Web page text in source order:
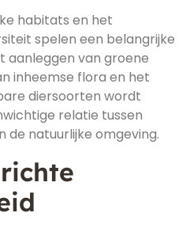
habitats en het
spelen een belangrijke
aanleggen van groene
inheemse flora en het
diersoorten wordt
relatie tussen
de natuurlijke omgeving.